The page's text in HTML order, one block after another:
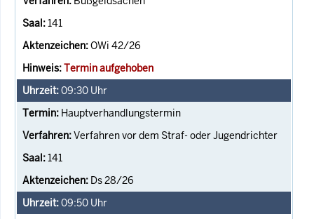
141
OWi 42/26
Termin aufgehoben
09:30 Uhr
Hauptverhandlungstermin
Verfahren vor dem Straf- oder Jugendrichter
141
Ds 28/26
09:50 Uhr